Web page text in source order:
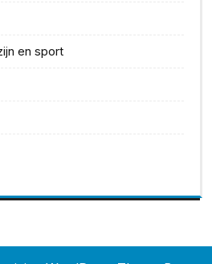
en sport